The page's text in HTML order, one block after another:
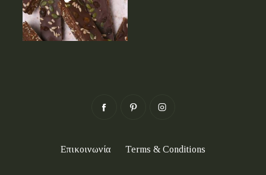
Επικοινωνία Terms & Conditions